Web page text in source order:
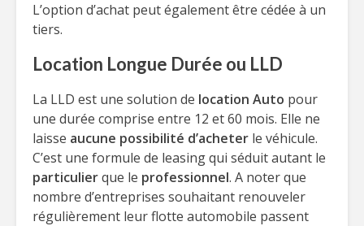
L’option d’achat peut également être cédée à un
tiers.
Location Longue Durée ou LLD
La LLD est une solution de location Auto pour
une durée comprise entre 12 et 60 mois. Elle ne
laisse aucune possibilité d’acheter le véhicule.
C’est une formule de leasing qui séduit autant le
particulierque le professionnel. A noter que
nombre d’entreprises souhaitant renouveler
régulièrement leur flotte automobile passent